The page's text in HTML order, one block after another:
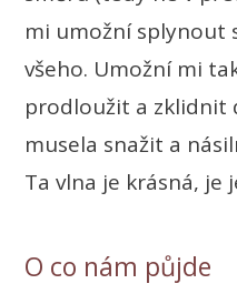
mi umožní splynout
všeho. Umožní mi
prodloužit a zklidnit
musela snažit a
Ta vlna je krásná, je
O co nám půjde